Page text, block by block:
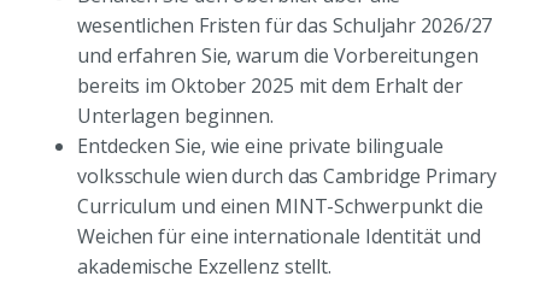
wesentlichen Fristen für das Schuljahr 2026/27
und erfahren Sie, warum die Vorbereitungen
bereits im Oktober 2025 mit dem Erhalt der
Unterlagen beginnen.
Entdecken Sie, wie eine private bilinguale
volksschule wien durch das Cambridge Primary
Curriculum und einen MINT-Schwerpunkt die
Weichen für eine internationale Identität und
akademische Exzellenz stellt.